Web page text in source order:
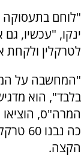
לטרקלין
"המחשבה על
בלבד", הוא
המרה"ס, הוציאו
הקצה.